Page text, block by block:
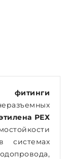
РЕХ
системах